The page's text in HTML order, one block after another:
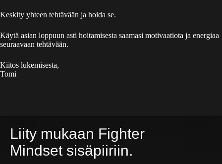
Keskity yhteen tehtävään ja hoida se.
Käytä asian loppuun asti hoitamisesta saamasi motivaatiota ja energiaa
seuraavaan tehtävään.
Kiitos lukemisesta,
Tomi
Liity mukaan Fighter
Mindset sisäpiiriin.